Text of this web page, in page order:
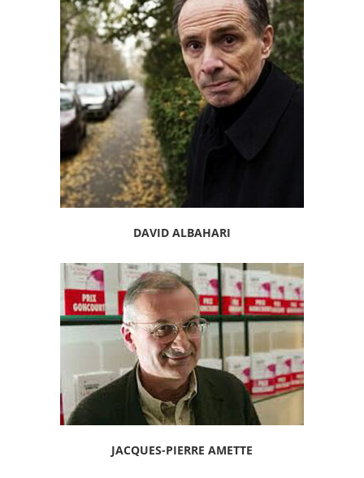
DAVID ALBAHARI
JACQUES-PIERRE AMETTE